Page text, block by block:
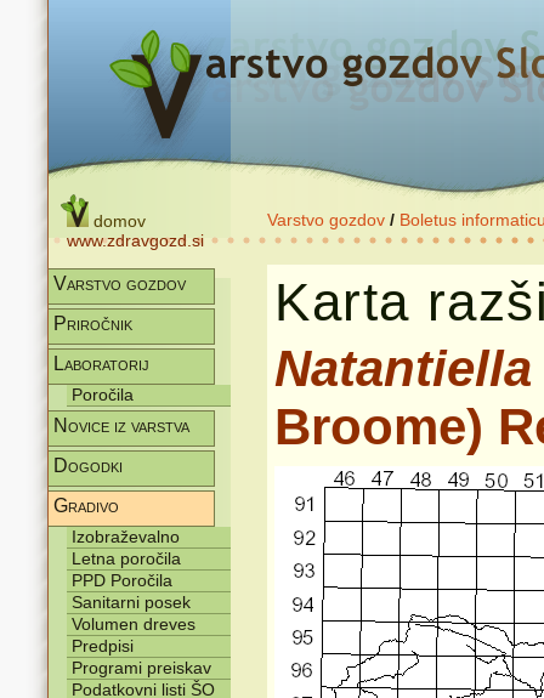
domov
www.zdravgozd.si
Varstvo gozdov / Boletus
Varstvo gozdov
Priročnik
Laboratorij
Poročila
Novice iz varstva
Dogodki
Gradivo
Izobraževalno
Letna poročila
PPD Poročila
Sanitarni posek
Volumen dreves
Predpisi
Programi preiskav
Podatkovni listi ŠO
Karta
Broome)